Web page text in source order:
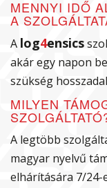
MENNYI IDŐ
A
A log4ensics
akár egy napon
szükség
MILYEN
A legtöbb
magyar nyelvű
elhárítására 7/24-